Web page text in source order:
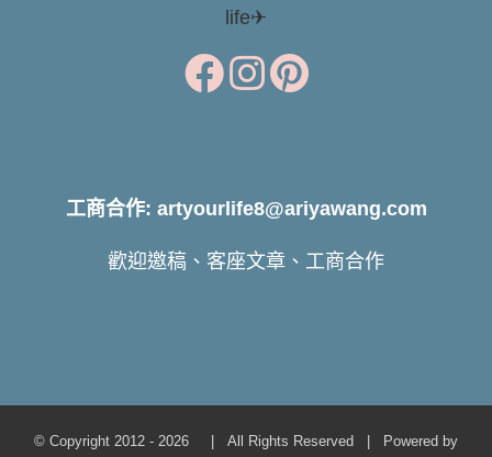
life✈
工商合作: artyourlife8@ariyawang.com
歡迎邀稿、客座文章、工商合作
© Copyright 2012 - 2026 | All Rights Reserved | Powered by